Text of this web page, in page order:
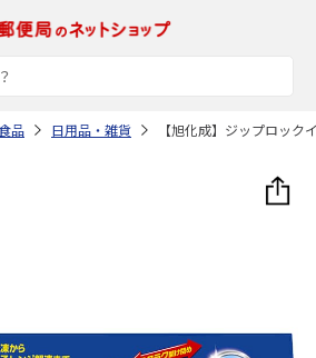
品 日用品・雑貨 【旭化成】ジップロッ